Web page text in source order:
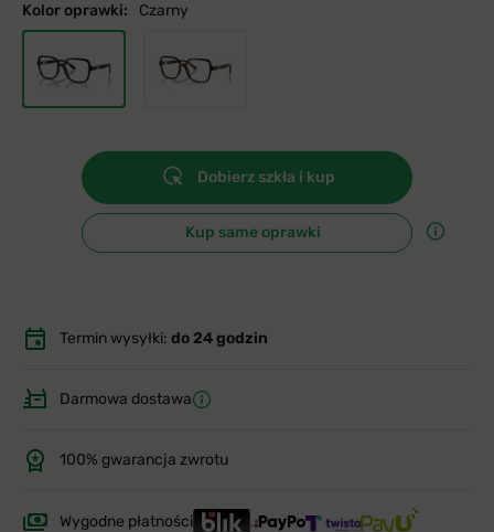
Kolor oprawki: Czarny
Dobierz szkła i kup
Kup same oprawki
Termin wysyłki: do 24 godzin
Darmowa dostawa
100% gwarancja zwrotu
Wygodne płatności